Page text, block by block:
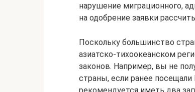
нарушение миграционного,
на одобрение заявки
Поскольку большинство
азиатско-тихоокеанском
законов. Например, вы не
страны, если ранее
рекомендуется иметь два